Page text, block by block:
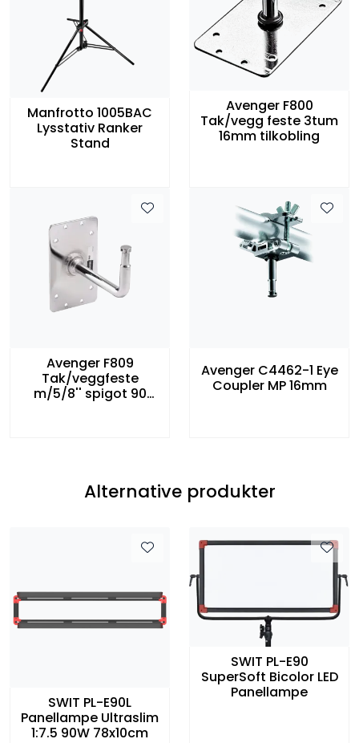
Manfrotto 1005BAC
Lysstativ Ranker
Stand
Avenger F800
Tak/vegg feste 3tum
16mm tilkobling
Avenger F809
Tak/veggfeste
m/5/8'' spigot 90
Avenger C4462-1 Eye
Coupler MP 16mm
Alternative produkter
SWIT PL-E90L
Panellampe Ultraslim
1:7.5 90W 78x10cm
SWIT PL-E90
SuperSoft Bicolor LED
Panellampe